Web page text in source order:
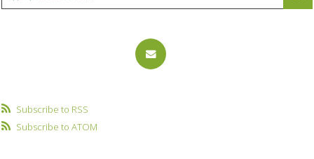
Subscribe to RSS
Subscribe to ATOM